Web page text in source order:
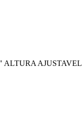
ALTURA AJUSTAVEL